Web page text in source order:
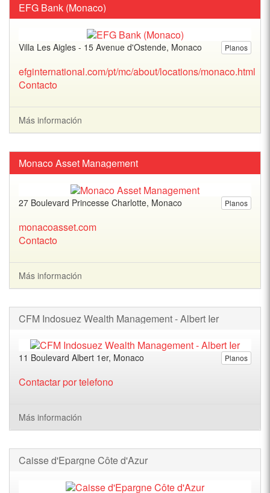
EFG Bank (Monaco)
Planos
Villa Les Aigles - 15 Avenue d'Ostende, Monaco
efginternational.com/pt/mc/about/locations/monaco.html
Contacto
Más información
Monaco Asset Management
Planos
27 Boulevard Princesse Charlotte, Monaco
monacoasset.com
Contacto
Más información
CFM Indosuez Wealth Management - Albert Ier
Planos
11 Boulevard Albert 1er, Monaco
Contactar por telefono
Más información
Caisse d'Epargne Côte d'Azur